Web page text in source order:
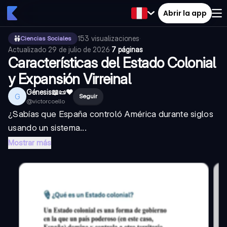
Abrir la app
Ciencias Sociales 153 visualizaciones·
Actualizado 29 de julio de 2026·7 páginas
Características del Estado Colonial
y Expansión Virreinal
G Génesis📖📜♥️
@victorcoello
Seguir
¿Sabías que España controló América durante siglos
usando un sistema...
Mostrar más